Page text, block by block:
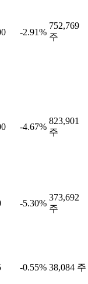
-2.91%
752,769
주
-4.67%
823,901
주
-5.30%
373,692
주
-0.55% 38,084 주